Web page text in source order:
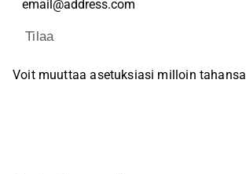
Tilaa
Voit muuttaa asetuksiasi milloin tahansa